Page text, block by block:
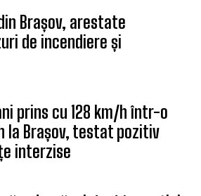
Brașov, arestate
de incendiere și
prins cu 128 km/h într-o
la Brașov, testat pozitiv
interzise